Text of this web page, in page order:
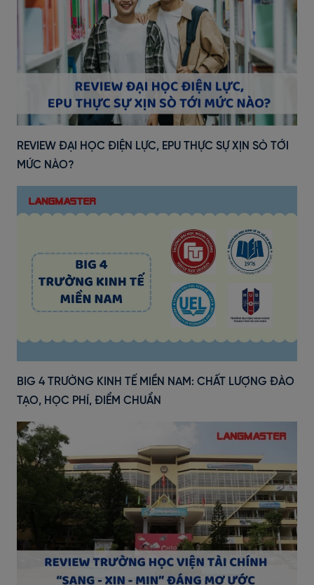
REVIEW ĐẠI HỌC ĐIỆN LỰC, EPU THỰC SỰ XỊN SÒ TỚI
MỨC NÀO?
BIG 4 TRƯỜNG KINH TẾ MIỀN NAM: CHẤT LƯỢNG ĐÀO
TẠO, HỌC PHÍ, ĐIỂM CHUẨN